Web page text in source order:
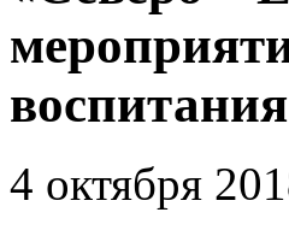
воспитания
4 октября